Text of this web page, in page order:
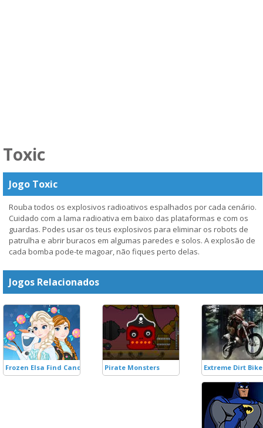
Toxic
Jogo Toxic
Rouba todos os explosivos radioativos espalhados por cada cenário.
Cuidado com a lama radioativa em baixo das plataformas e com os
guardas. Podes usar os teus explosivos para eliminar os robots de
patrulha e abrir buracos em algumas paredes e solos. A explosão de
cada bomba pode-te magoar, não fiques perto delas.
Jogos Relacionados
Frozen Elsa Find Candy Pirate Monsters Extreme Dirt Bike